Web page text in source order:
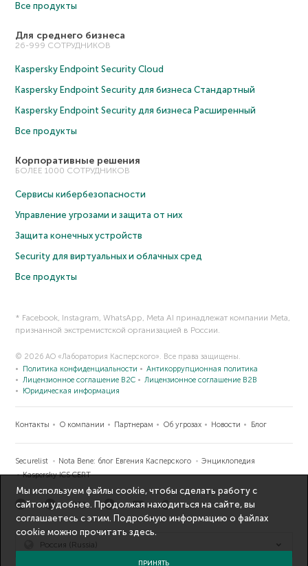
Все продукты
Для среднего бизнеса
26-999 СОТРУДНИКОВ
Kaspersky Endpoint Security Cloud
Kaspersky Endpoint Security для бизнеса Cтандартный
Kaspersky Endpoint Security для бизнеса Расширенный
Все продукты
Корпоративные решения
БОЛЕЕ 1000 СОТРУДНИКОВ
Сервисы кибербезопасности
Управление угрозами и защита от них
Защита конечных устройств
Security для виртуальных и облачных сред
Все продукты
* Facebook, Instagram, WhatsApp, Meta AI принадлежат компании Meta,
признанной экстремистской организацией в России.
© 2026 АО «Лаборатория Касперского». Все права защищены.
Политика конфиденциальности
Антикоррупционная политика
Лицензионное соглашение B2C
Лицензионное соглашение B2B
Юридическая информация
Контакты О компании Партнерам Об угрозах Новости Блог
Securelist Nota Bene: блог Евгения Касперского
Энциклопедия
Kaspersky ICS CERT
Россия (Russia)
Мы используем файлы cookie, чтобы сделать работу с
сайтом удобнее. Продолжая находиться на сайте, вы
соглашаетесь с этим. Подробную информацию о файлах
cookie можно прочитатьздесь.
ПРИНЯТЬ